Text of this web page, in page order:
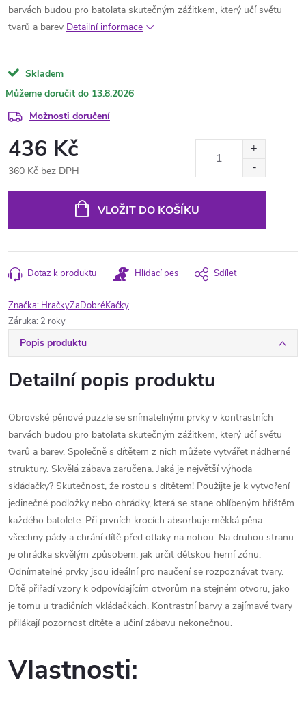
barvách budou pro batolata skutečným zážitkem, který učí světu
tvarů a barev Detailní informace
Skladem
13.8.2026
Možnosti doručení
436 Kč
360 Kč bez DPH
VLOŽIT DO KOŠÍKU
Dotaz k produktu Hlídací pes Sdílet
Značka: HračkyZaDobréKačky
Záruka: 2 roky
Popis produktu
Detailní popis produktu
Obrovské pěnové puzzle se snímatelnými prvky v kontrastních
barvách budou pro batolata skutečným zážitkem, který učí světu
tvarů a barev. Společně s dítětem z nich můžete vytvářet nádherné
struktury. Skvělá zábava zaručena. Jaká je největší výhoda
skládačky? Skutečnost, že rostou s dítětem! Použijte je k vytvoření
jedinečné podložky nebo ohrádky, která se stane oblíbeným hřištěm
každého batolete. Při prvních krocích absorbuje měkká pěna
všechny pády a chrání dítě před otlaky na nohou. Na druhou stranu
je ohrádka skvělým způsobem, jak určit dětskou herní zónu.
Odnímatelné prvky jsou ideální pro naučení se rozpoznávat tvary.
Dítě přiřadí vzory k odpovídajícím otvorům na stejném otvoru, jako
je tomu u tradičních vkládačkách. Kontrastní barvy a zajímavé tvary
přilákají pozornost dítěte a učiní zábavu nekonečnou.
Vlastnosti: